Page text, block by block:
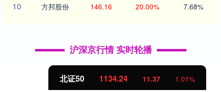
10 方邦股份 146.16 20.00% 7.68%
沪深京行情 实时轮播
北证50 1134.24 11.37 1.01%